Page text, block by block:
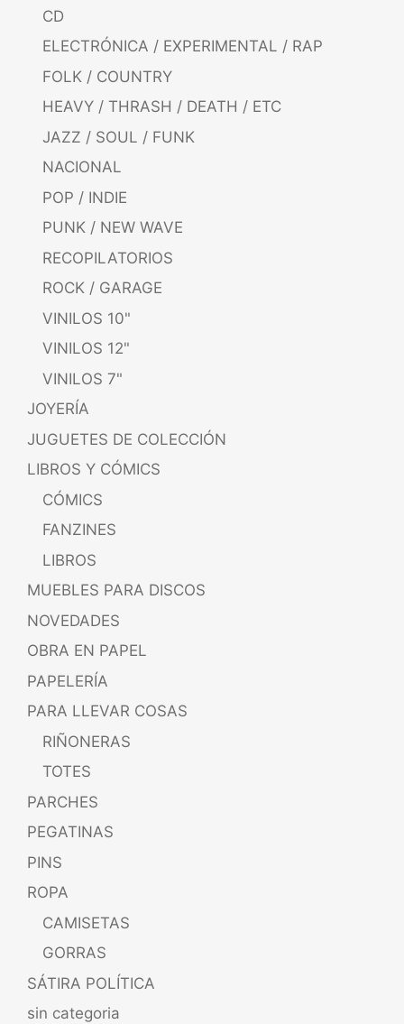
CD
ELECTRÓNICA / EXPERIMENTAL / RAP
FOLK / COUNTRY
HEAVY / THRASH / DEATH / ETC
JAZZ / SOUL / FUNK
NACIONAL
POP / INDIE
PUNK / NEW WAVE
RECOPILATORIOS
ROCK / GARAGE
VINILOS 10"
VINILOS 12"
VINILOS 7"
JOYERÍA
JUGUETES DE COLECCIÓN
LIBROS Y CÓMICS
CÓMICS
FANZINES
LIBROS
MUEBLES PARA DISCOS
NOVEDADES
OBRA EN PAPEL
PAPELERÍA
PARA LLEVAR COSAS
RIÑONERAS
TOTES
PARCHES
PEGATINAS
PINS
ROPA
CAMISETAS
GORRAS
SÁTIRA POLÍTICA
sin categoria